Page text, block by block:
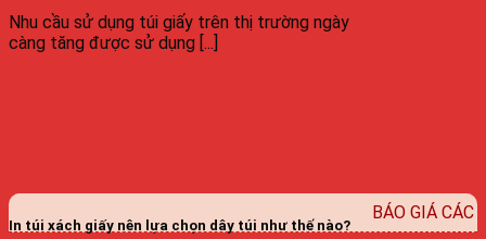
Nhu cầu sử dụng túi giấy trên thị trường ngày
càng tăng được sử dụng [...]
In túi xách giấy nên lựa chọn dây túi như thế nào?
BÁO GIÁ CÁC